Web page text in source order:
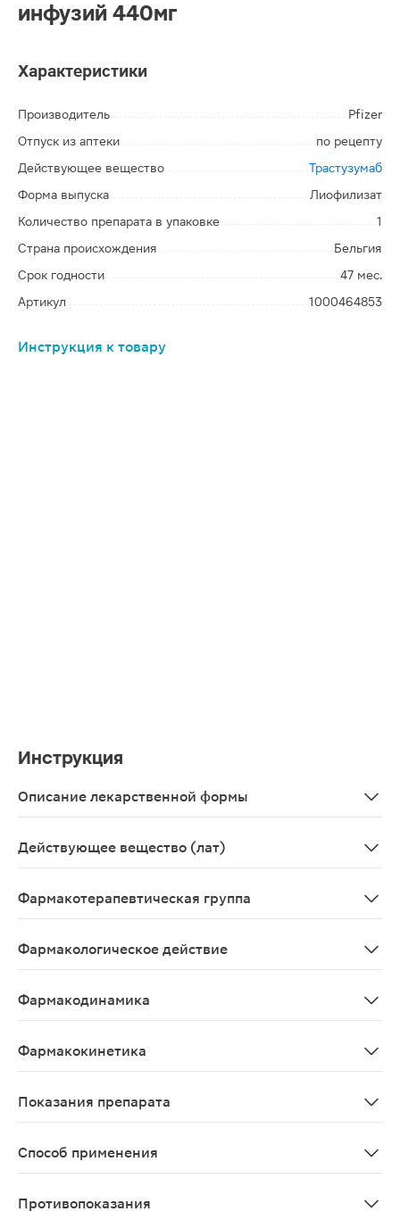
инфузий 440мг
Характеристики
Производитель
Pfizer
Отпуск из аптеки
по рецепту
Действующее вещество
Трастузумаб
Форма выпуска
Лиофилизат
Количество препарата в упаковке
1
Страна происхождения
Бельгия
Срок годности
47 мес.
Артикул
1000464853
Инструкция к товару
Инструкция
Описание лекарственной формы
Действующее вещество (лат)
Фармакотерапевтическая группа
Фармакологическое действие
Фармакодинамика
Фармакокинетика
Показания препарата
Способ применения
Противопоказания